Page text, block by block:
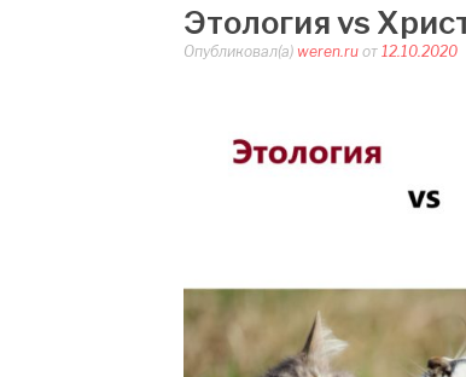
Этология vs
Опубликовал(а) weren.ru от 12.10.2020